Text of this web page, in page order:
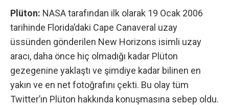
Plüton: NASA tarafından ilk olarak 19 Ocak 2006
tarihinde Florida’daki Cape Canaveral uzay
üssünden gönderilen New Horizons isimli uzay
aracı, daha önce hiç olmadığı kadar Plüton
gezegenine yaklaştı ve şimdiye kadar bilinen en
yakın ve en net fotoğrafını çekti. Bu olay tüm
Twitter’ın Plüton hakkında konuşmasına sebep oldu.